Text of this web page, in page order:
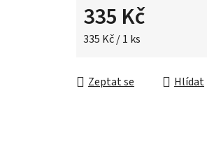
335 Kč
Měrná cena:
335 Kč / 1 ks
Zeptat se Hlídat